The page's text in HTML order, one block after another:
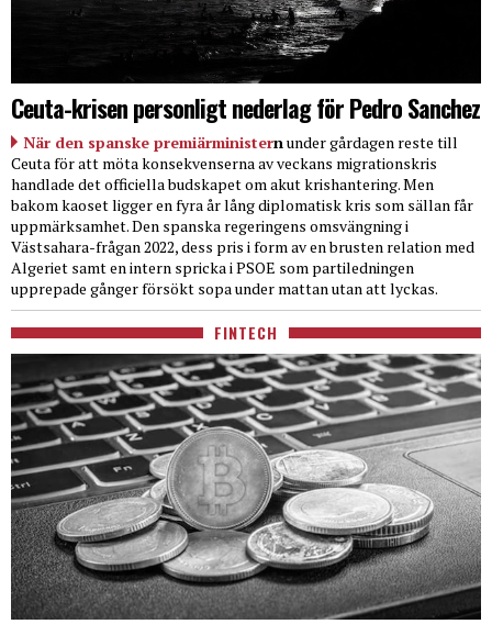
Ceuta-krisen personligt nederlag för Pedro Sanchez
När den spanske premiärministernunder gårdagen reste till
Ceuta för att möta konsekvenserna av veckans migrationskris
handlade det officiella budskapet om akut krishantering. Men
bakom kaoset ligger en fyra år lång diplomatisk kris som sällan får
uppmärksamhet. Den spanska regeringens omsvängning i
Västsahara-frågan 2022, dess pris i form av en brusten relation med
Algeriet samt en intern spricka i PSOE som partiledningen
upprepade gånger försökt sopa under mattan utan att lyckas.
FINTECH